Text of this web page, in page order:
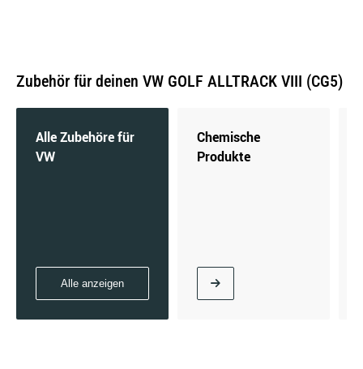
Zubehör für deinen VW GOLF ALLTRACK VIII (CG5)
Alle Zubehöre für
VW
Alle anzeigen
Chemische
Produkte